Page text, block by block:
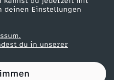
deinen Einstellungen
du in unserer